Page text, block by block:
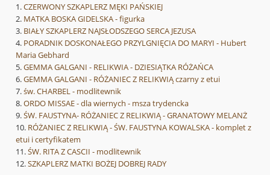
CZERWONY SZKAPLERZ MĘKI PAŃSKIEJ
MATKA BOSKA GIDELSKA - figurka
BIAŁY SZKAPLERZ NAJSŁODSZEGO SERCA JEZUSA
PORADNIK DOSKONAŁEGO PRZYLGNIĘCIA DO MARYI - Hubert
Maria Gebhard
GEMMA GALGANI - RELIKWIA - DZIESIĄTKA RÓŻAŃCA
GEMMA GALGANI - RÓŻANIEC Z RELIKWIĄ czarny z etui
św. CHARBEL - modlitewnik
ORDO MISSAE - dla wiernych - msza trydencka
ŚW. FAUSTYNA- RÓŻANIEC Z RELIKWIĄ - GRANATOWY MELANŻ
RÓŻANIEC Z RELIKWIĄ - ŚW. FAUSTYNA KOWALSKA - komplet z
etui i certyfikatem
ŚW. RITA Z CASCII - modlitewnik
SZKAPLERZ MATKI BOŻEJ DOBREJ RADY